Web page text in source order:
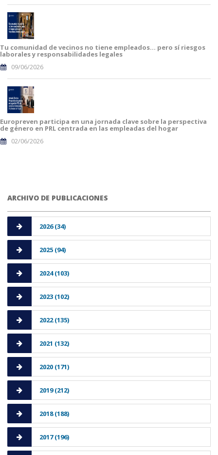
Tu comunidad de vecinos no tiene empleados… pero sí riesgos
laborales y responsabilidades legales
09/06/2026
Europreven participa en una jornada clave sobre la perspectiva
de género en PRL centrada en las empleadas del hogar
02/06/2026
ARCHIVO DE PUBLICACIONES
2026 (34)
2025 (94)
2024 (103)
2023 (102)
2022 (135)
2021 (132)
2020 (171)
2019 (212)
2018 (188)
2017 (196)